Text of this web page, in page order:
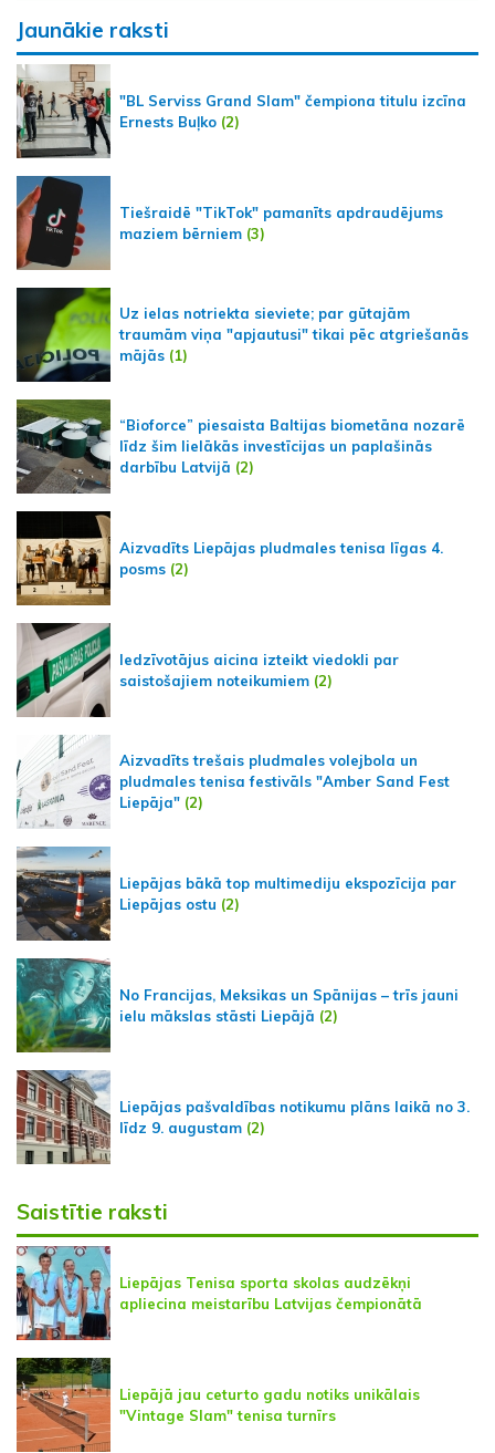
Jaunākie raksti
"BL Serviss Grand Slam" čempiona titulu izcīna
Ernests Buļko (2)
Tiešraidē "TikTok" pamanīts apdraudējums
maziem bērniem (3)
Uz ielas notriekta sieviete; par gūtajām
traumām viņa "apjautusi" tikai pēc atgriešanās
mājās (1)
“Bioforce” piesaista Baltijas biometāna nozarē
līdz šim lielākās investīcijas un paplašinās
darbību Latvijā (2)
Aizvadīts Liepājas pludmales tenisa līgas 4.
posms (2)
Iedzīvotājus aicina izteikt viedokli par
saistošajiem noteikumiem (2)
Aizvadīts trešais pludmales volejbola un
pludmales tenisa festivāls "Amber Sand Fest
Liepāja" (2)
Liepājas bākā top multimediju ekspozīcija par
Liepājas ostu (2)
No Francijas, Meksikas un Spānijas – trīs jauni
ielu mākslas stāsti Liepājā (2)
Liepājas pašvaldības notikumu plāns laikā no 3.
līdz 9. augustam (2)
Saistītie raksti
Liepājas Tenisa sporta skolas audzēkņi
apliecina meistarību Latvijas čempionātā
Liepājā jau ceturto gadu notiks unikālais
"Vintage Slam" tenisa turnīrs